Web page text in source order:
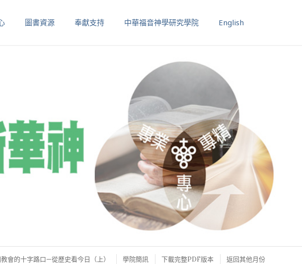
圖書資源 奉獻支持 中華福音神學研究學院 English
會的十字路口—從歷史看今日（上） 學院簡訊 下載完整PDF版本 返回其他月份